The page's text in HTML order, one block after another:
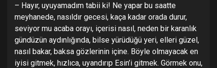
– Hayır, uyuyamadım tabii ki! Ne yapar bu saatte
meyhanede, nasıldır gecesi, kaça kadar orada durur,
seviyor mu acaba orayı, içerisi nasıl, neden bir karanlık
gündüzün aydınlığında, bilse yürüdüğü yeri, elleri güzel,
nasıl bakar, baksa gözlerinin içine. Böyle olmayacak en
iyisi gitmek, hızlıca, uyandırıp Esin’i gitmek. Görmek onu,